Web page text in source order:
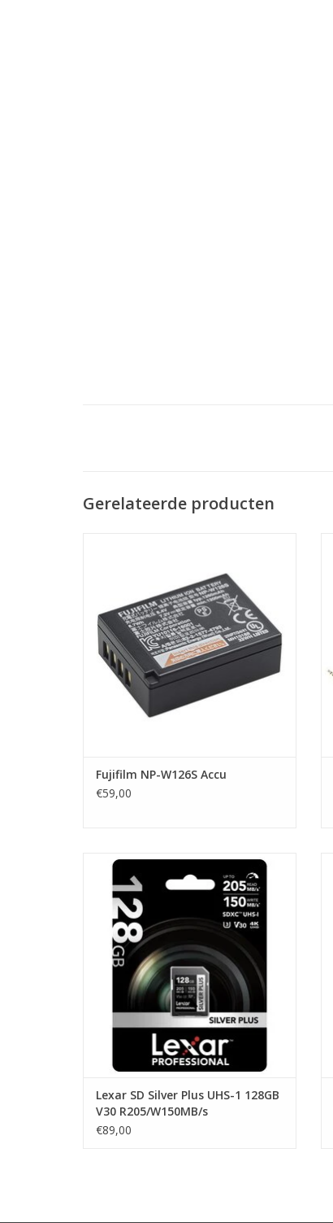
Gerelateerde producten
Fujifilm NP-W126S Accu
€59,00
Lexar Lexar SD Silver Plus UHS-1 128GB
V30 R205/W150MB/s
TOEVOEGEN AAN WINKELWAGEN
Lexar SD Silver Plus UHS-1 128GB
V30 R205/W150MB/s
€89,00